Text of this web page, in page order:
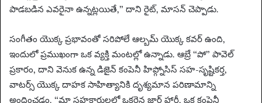
పాడబడిన ఎవరైనా ఉన్నట్లయితే,” దాని రైట్, మాసన్ చెప్పాడు.
సంగీతం యొక్క ప్రభావంతో సరిపోలే ఆల్బమ్ యొక్క కవర్ ఉంది,
ఇందులో ప్రముఖంగా ఒక వ్యక్తి మంటల్లో ఉన్నాడు. ఆబ్రే “పో” పావెల్
ప్రకారం, దాని వెనుక ఉన్న డిజైన్ కంపెనీ హిప్గ్నోసిస్ సహ-సృష్టికర్త,
వాటర్స్ యొక్క దాహక సాహిత్యానికి దృశ్యమాన పరిణామాన్ని
అందించడం. “మా సహకారులలో ఒకరైన జార్జ్ హార్డీ, ఒక కంపెనీ